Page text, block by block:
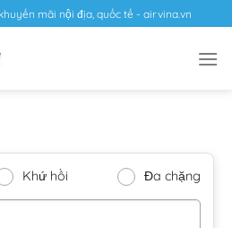
mãi nội địa, quốc tế - airvina.vn
Khứ hồi Đa chặng